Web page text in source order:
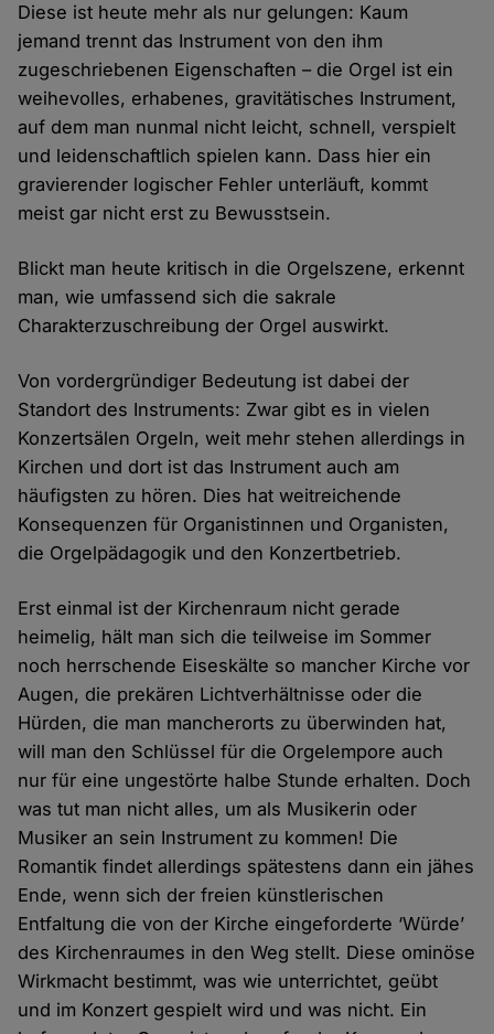
Diese ist heute mehr als nur gelungen: Kaum
jemand trennt das Instrument von den ihm
zugeschriebenen Eigenschaften – die Orgel ist ein
weihevolles, erhabenes, gravitätisches Instrument,
auf dem man nunmal nicht leicht, schnell, verspielt
und leidenschaftlich spielen kann. Dass hier ein
gravierender logischer Fehler unterläuft, kommt
meist gar nicht erst zu Bewusstsein.
Blickt man heute kritisch in die Orgelszene, erkennt
man, wie umfassend sich die sakrale
Charakterzuschreibung der Orgel auswirkt.
Von vordergründiger Bedeutung ist dabei der
Standort des Instruments: Zwar gibt es in vielen
Konzertsälen Orgeln, weit mehr stehen allerdings in
Kirchen und dort ist das Instrument auch am
häufigsten zu hören. Dies hat weitreichende
Konsequenzen für Organistinnen und Organisten,
die Orgelpädagogik und den Konzertbetrieb.
Erst einmal ist der Kirchenraum nicht gerade
heimelig, hält man sich die teilweise im Sommer
noch herrschende Eiseskälte so mancher Kirche vor
Augen, die prekären Lichtverhältnisse oder die
Hürden, die man mancherorts zu überwinden hat,
will man den Schlüssel für die Orgelempore auch
nur für eine ungestörte halbe Stunde erhalten. Doch
was tut man nicht alles, um als Musikerin oder
Musiker an sein Instrument zu kommen! Die
Romantik findet allerdings spätestens dann ein jähes
Ende, wenn sich der freien künstlerischen
Entfaltung die von der Kirche eingeforderte ‘Würde’
des Kirchenraumes in den Weg stellt. Diese ominöse
Wirkmacht bestimmt, was wie unterrichtet, geübt
und im Konzert gespielt wird und was nicht. Ein